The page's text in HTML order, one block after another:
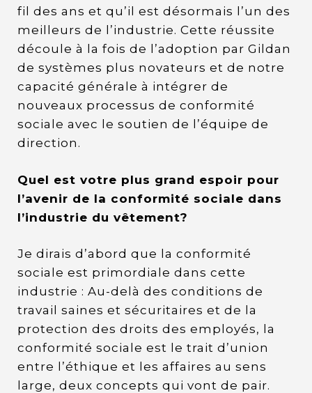
fil des ans et qu’il est désormais l’un des
meilleurs de l’industrie. Cette réussite
découle à la fois de l’adoption par Gildan
de systèmes plus novateurs et de notre
capacité générale à intégrer de
nouveaux processus de conformité
sociale avec le soutien de l’équipe de
direction.
Quel est votre plus grand espoir pour
l’avenir de la conformité sociale dans
l’industrie du vêtement?
Je dirais d’abord que la conformité
sociale est primordiale dans cette
industrie : Au-delà des conditions de
travail saines et sécuritaires et de la
protection des droits des employés, la
conformité sociale est le trait d’union
entre l’éthique et les affaires au sens
large, deux concepts qui vont de pair.